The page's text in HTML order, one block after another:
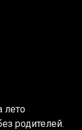
лето
родителей.